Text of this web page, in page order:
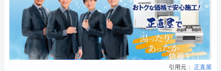
引用元： 正直屋